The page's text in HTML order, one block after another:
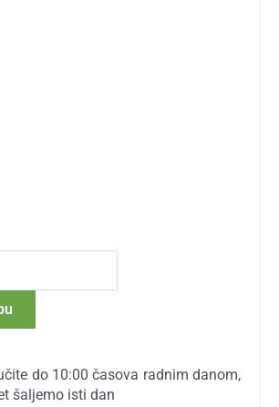
do 10:00 časova radnim danom,
šaljemo isti dan